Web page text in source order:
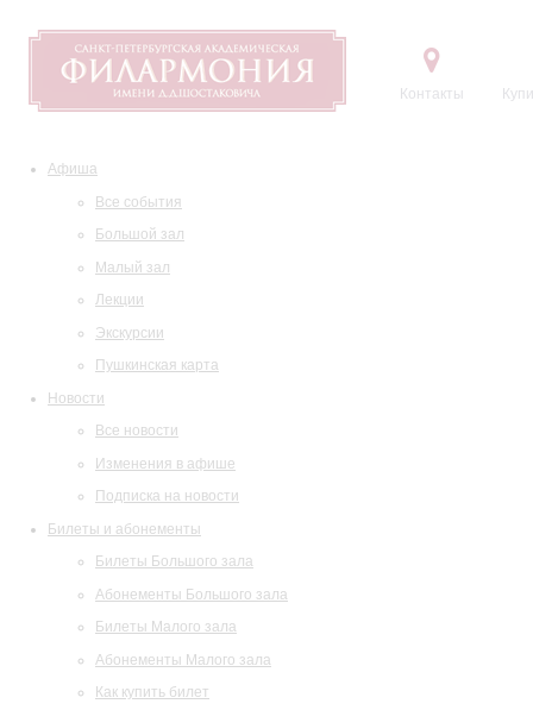
Контакты
Афиша
Все события
Большой зал
Малый зал
Лекции
Экскурсии
Пушкинская карта
Новости
Все новости
Изменения в афише
Подписка на новости
Билеты и абонементы
Билеты Большого зала
Абонементы Большого зала
Билеты Малого зала
Абонементы Малого зала
Как купить билет